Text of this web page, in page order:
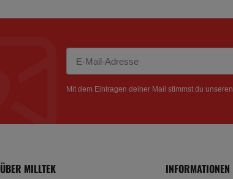
Mit dem Eintragen deiner Mail stimmst du unseren
ÜBER MILLTEK INFORMATIONEN